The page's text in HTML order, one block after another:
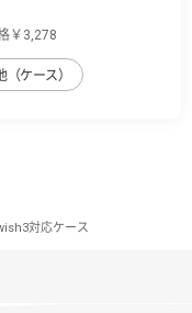
￥3,278
（ケース）
対応ケース